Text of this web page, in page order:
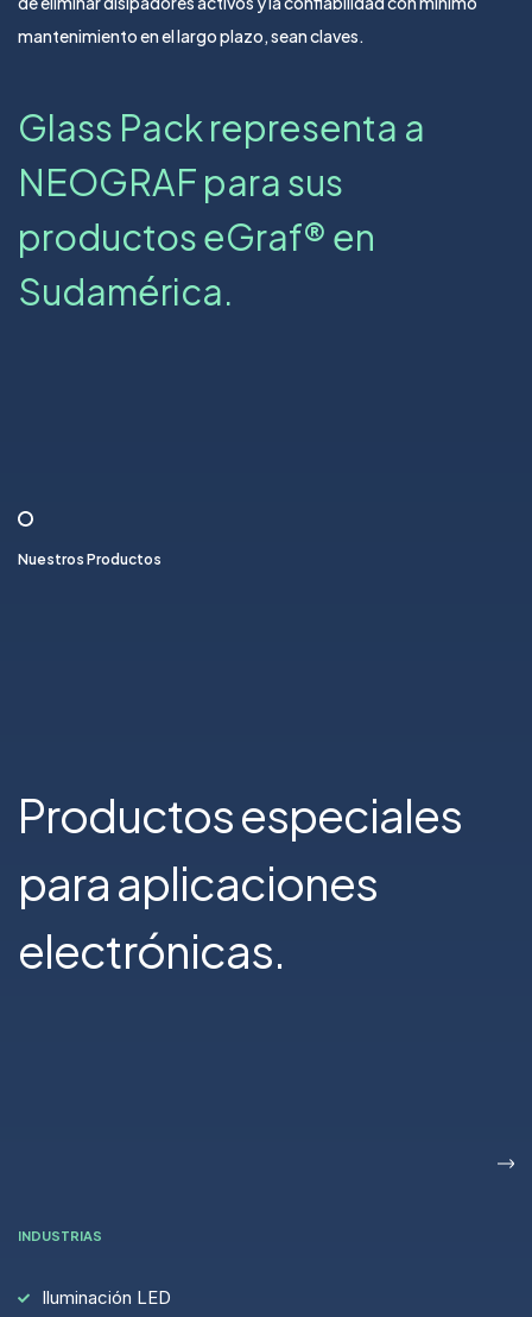
mantenimiento en el largo plazo, sean claves.
Glass Pack representa a
NEOGRAF para sus
productos eGraf® en
Sudamérica.
Nuestros Productos
Productos especiales
para aplicaciones
electrónicas.
INDUSTRIAS
Iluminación LED